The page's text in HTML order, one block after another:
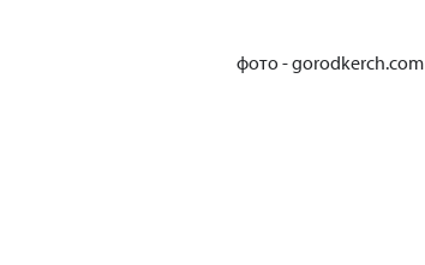
фото - gorodkerch.com